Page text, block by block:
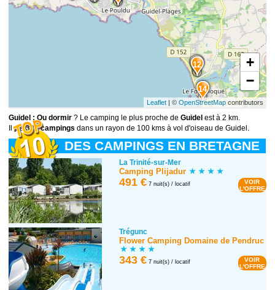
14
12
4
+
−
Leaflet| © OpenStreetMapcontributors
Guidel : Ou dormir ? Le camping le plus proche deGuidel est à 2 km.
Il y a322 campings dans un rayon de 100 kms à vol d'oiseau de Guidel.
DES CAMPINGS EN BRETAGNE
La Trinité-sur-Mer
Camping Plijadur
491 € 7 nuit(s) / locatif
VOIR
L'OFFRE
Trégunc
Flower Camping Domaine de Pendruc
343 € 7 nuit(s) / locatif
VOIR
L'OFFRE